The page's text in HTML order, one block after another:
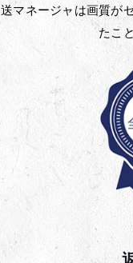
送マネージャは画質が
たこ